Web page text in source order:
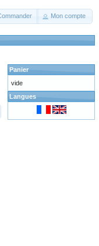
Mon compte
Panier
vide
Langues